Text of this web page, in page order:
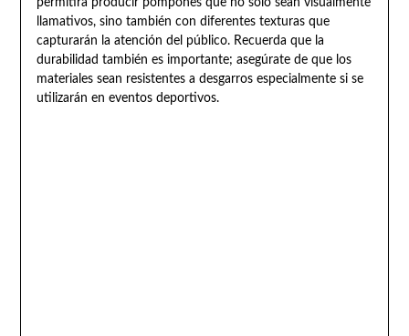
permitirá producir pompones que no solo sean visualmente
llamativos, sino también con diferentes texturas que
capturarán la atención del público. Recuerda que la
durabilidad también es importante; asegúrate de que los
materiales sean resistentes a desgarros especialmente si se
utilizarán en eventos deportivos.